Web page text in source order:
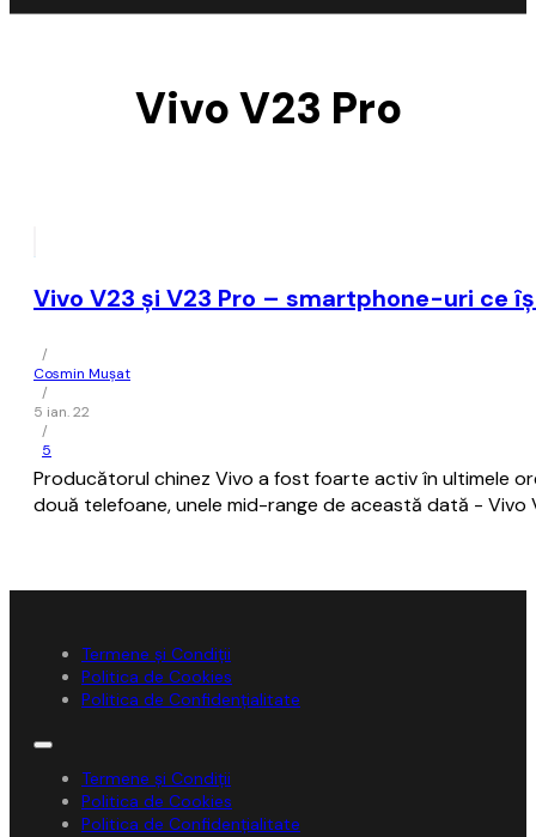
Vivo V23 Pro
Vivo V23 şi V23 Pro – smartphone-uri ce
/
Cosmin Mușat
/
5 ian. 22
/
5
Producătorul chinez Vivo a fost foarte activ în ultimele
două telefoane, unele mid-range de această dată - Vivo
Termene și Condiții
Politica de Cookies
Politica de Confidențialitate
Termene și Condiții
Politica de Cookies
Politica de Confidențialitate